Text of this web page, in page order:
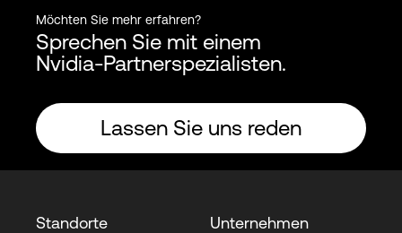
Möchten Sie mehr erfahren?
Sprechen Sie mit einem
Nvidia-Partnerspezialisten.
Lassen Sie uns reden
Standorte Unternehmen